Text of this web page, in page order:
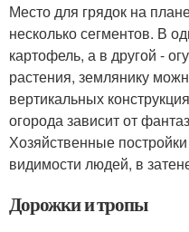
Место для грядок на
несколько сегментов. В
картофель, а в другой -
растения, землянику
вертикальных
огорода зависит от
Хозяйственные
видимости людей, в
Дорожки и тропы